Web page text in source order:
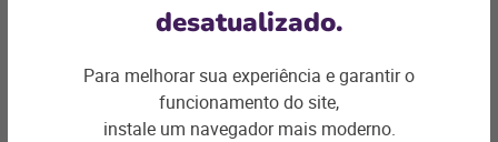
Ficou com
alguma dúvida?
Podemos te ajudar com os desafios do seu negócio e
encontrar asolução ideal
desatualizado.
Para melhorar sua experiência e garantir o
funcionamento do site,
instale um navegador mais moderno.